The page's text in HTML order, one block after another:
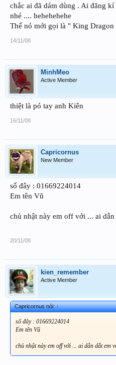
chắc ai đã dám dùng . Ai đăng
nhé .... hehehehehe
Thế nó mới gọi là " King
14/11/08
MinhMeo
Active Member
thiệt là pó tay anh Kiên
16/11/08
Capricornus
New Member
số đây : 01669224014
Em tên Vũ
chủ nhật này em off với ... ai
20/11/08
kien_remember
Active Member
Capricornus nói:↑
số đây : 01669224014
Em tên Vũ
chủ nhật này em off với ... ai dẫn dắt em